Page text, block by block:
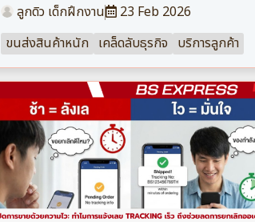
ลูกดิว เด็กฝึกงาน
23 Feb 2026
ขนส่งสินค้าหนัก เคล็ดลับธุรกิจ บริการลูกค้า